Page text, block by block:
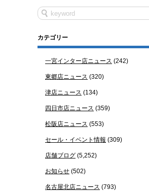
カテゴリー
一宮インター店ニュース (242)
東郷店ニュース (320)
津店ニュース (134)
四日市店ニュース (359)
松阪店ニュース (553)
セール・イベント情報 (309)
店舗ブログ (5,252)
お知らせ (502)
名古屋北店ニュース (793)